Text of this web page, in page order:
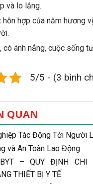
và lo lắng.
hợp của năm hương
có ánh nắng, cuộc sống
5/5 - (3 bình
QUAN
Tác Động Tới Người
và An Toàn Lao Động
BYT – QUY ĐỊNH CHI
THIẾT BỊ Y TẾ